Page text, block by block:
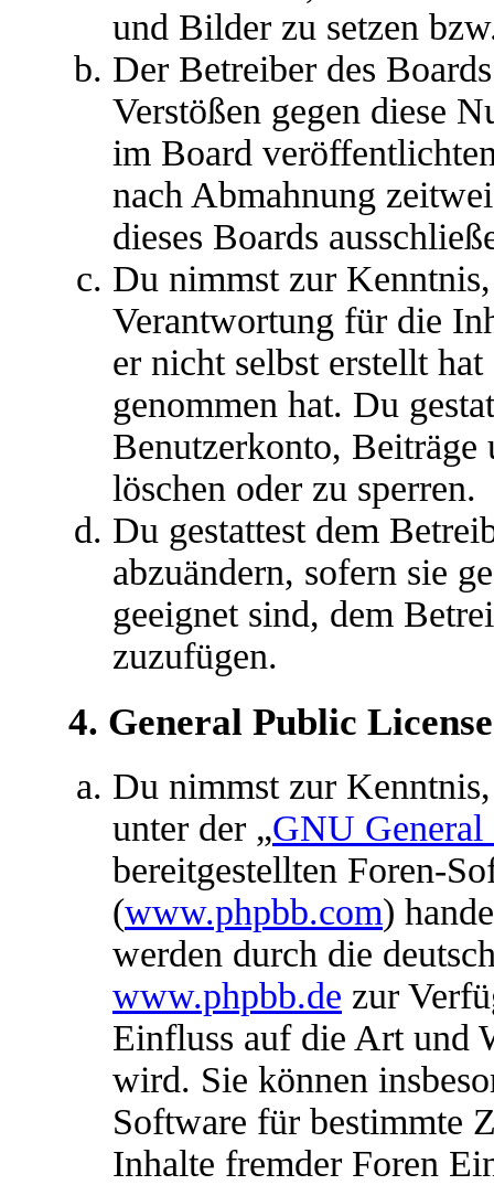
und Bilder zu setzen
Der Betreiber des
Verstößen gegen diese
im Board
nach Abmahnung
dieses Boards
Du nimmst zur
Verantwortung für die
er nicht selbst erstellt
genommen hat. Du
Benutzerkonto,
löschen oder zu sperren.
Du gestattest dem
abzuändern, sofern sie
geeignet sind, dem
zuzufügen.
4. General Public License
Du nimmst zur
unter der „GNU
bereitgestellten Foren-
(www.phpbb.com)
werden durch die
www.phpbb.de zur
Einfluss auf die Art und
wird. Sie können
Software für bestimmte
Inhalte fremder Foren